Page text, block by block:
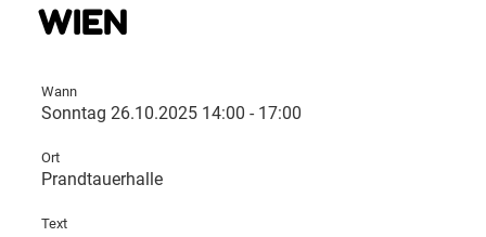
WIEN
Wann
Sonntag 26.10.2025 14:00 - 17:00
Ort
Prandtauerhalle
Text